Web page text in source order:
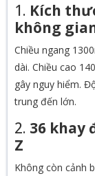
1. Kích
không
Chiều ngang
dài. Chiều cao
gây nguy hiểm.
trung đến lớn.
2. 36 khay
Z
Không còn cảnh